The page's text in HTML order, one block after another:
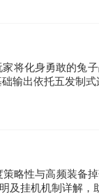
将化身勇敢的兔
输出依托五发制式
略性与高频装备
及挂机机制详解，